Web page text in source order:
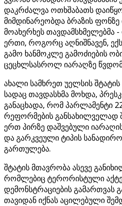
დაკრძალვა ოთხშაბათს
მიმდინარეობდა ბრაზის
მოახერხეს
ერთი, როგორც აღნიშნავენ,
გამო ხანმოკლე გამოძიების
ცეცხლსასროლ იარაღზე
ახალი სამხრეთ უელსის შტატის
სადაც თავდასხმა მოხდა,
განაცხადა, რომ პარლამენტი
რეფორმების განსახილველად
ერთ პირზე დაშვებული
და გარკვეული ტიპის
გართულება.
შტატის მთავრობა ასევე
რომლებიც ტერორისტული
დემონსტრაციების გამართვას
თავიდან იქნას აცილებული